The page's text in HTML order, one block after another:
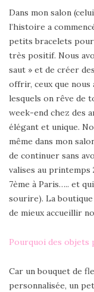
Dans mon salon
l’histoire a
petits bracelets
très positif. Nous
saut » et de créer
offrir, ceux que nous
lesquels on rêve de
week-end chez des
élégant et unique.
même dans mon
de continuer sans
valises au printemps
7ème à Paris….. et
sourire). La
de mieux accueillir
Pourquoi des objets
Car un bouquet de
personnalisée, un